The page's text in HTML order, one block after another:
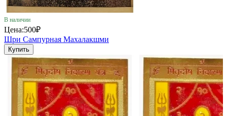
В наличии
Цена:500₽
Шри Сампурная Махалакшми
Купить